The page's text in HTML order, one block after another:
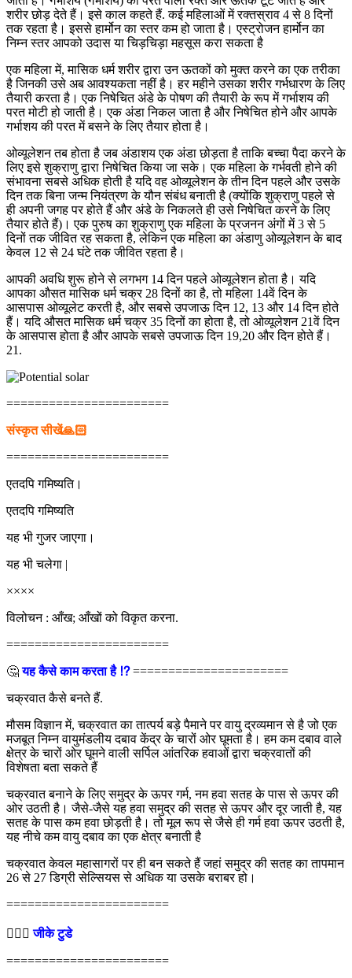
शरीर छोड़ देते हैं। इसे काल कहते हैं. कई महिलाओं में रक्तस्राव 4 से 8 दिनों
तक रहता है। इससे हार्मोन का स्तर कम हो जाता है। एस्ट्रोजन हार्मोन का
निम्न स्तर आपको उदास या चिड़चिड़ा महसूस करा सकता है
एक महिला में, मासिक धर्म शरीर द्वारा उन ऊतकों को मुक्त करने का एक तरीका
है जिनकी उसे अब आवश्यकता नहीं है। हर महीने उसका शरीर गर्भधारण के लिए
तैयारी करता है। एक निषेचित अंडे के पोषण की तैयारी के रूप में गर्भाशय की
परत मोटी हो जाती है। एक अंडा निकल जाता है और निषेचित होने और आपके
गर्भाशय की परत में बसने के लिए तैयार होता है।
ओव्यूलेशन तब होता है जब अंडाशय एक अंडा छोड़ता है ताकि बच्चा पैदा करने के
लिए इसे शुक्राणु द्वारा निषेचित किया जा सके। एक महिला के गर्भवती होने की
संभावना सबसे अधिक होती है यदि वह ओव्यूलेशन के तीन दिन पहले और उसके
दिन तक बिना जन्म नियंत्रण के यौन संबंध बनाती है (क्योंकि शुक्राणु पहले से
ही अपनी जगह पर होते हैं और अंडे के निकलते ही उसे निषेचित करने के लिए
तैयार होते हैं)। एक पुरुष का शुक्राणु एक महिला के प्रजनन अंगों में 3 से 5
दिनों तक जीवित रह सकता है, लेकिन एक महिला का अंडाणु ओव्यूलेशन के बाद
केवल 12 से 24 घंटे तक जीवित रहता है।
आपकी अवधि शुरू होने से लगभग 14 दिन पहले ओव्यूलेशन होता है। यदि
आपका औसत मासिक धर्म चक्र 28 दिनों का है, तो महिला 14वें दिन के
आसपास ओव्यूलेट करती है, और सबसे उपजाऊ दिन 12, 13 और 14 दिन होते
हैं। यदि औसत मासिक धर्म चक्र 35 दिनों का होता है, तो ओव्यूलेशन 21वें दिन
के आसपास होता है और आपके सबसे उपजाऊ दिन 19,20 और दिन होते हैं।
21.
=======================
संस्कृत सीखें🙏🏻
=======================
एतदपि गमिष्यति।
एतदपि गमिष्यति
यह भी गुजर जाएगा।
यह भी चलेगा |
××××
विलोचन : आँख; आँखों को विकृत करना.
=======================
🤔यह कैसे काम करता है ⁉======================
चक्रवात कैसे बनते हैं.
मौसम विज्ञान में, चक्रवात का तात्पर्य बड़े पैमाने पर वायु द्रव्यमान से है जो एक
मजबूत निम्न वायुमंडलीय दबाव केंद्र के चारों ओर घूमता है। हम कम दबाव वाले
क्षेत्र के चारों ओर घूमने वाली सर्पिल आंतरिक हवाओं द्वारा चक्रवातों की
विशेषता बता सकते हैं
चक्रवात बनाने के लिए समुद्र के ऊपर गर्म, नम हवा सतह के पास से ऊपर की
ओर उठती है। जैसे-जैसे यह हवा समुद्र की सतह से ऊपर और दूर जाती है, यह
सतह के पास कम हवा छोड़ती है। तो मूल रूप से जैसे ही गर्म हवा ऊपर उठती है,
यह नीचे कम वायु दबाव का एक क्षेत्र बनाती है
चक्रवात केवल महासागरों पर ही बन सकते हैं जहां समुद्र की सतह का तापमान
26 से 27 डिग्री सेल्सियस से अधिक या उसके बराबर हो।
=======================
💁🏻‍♂‍जीके टुडे
=======================